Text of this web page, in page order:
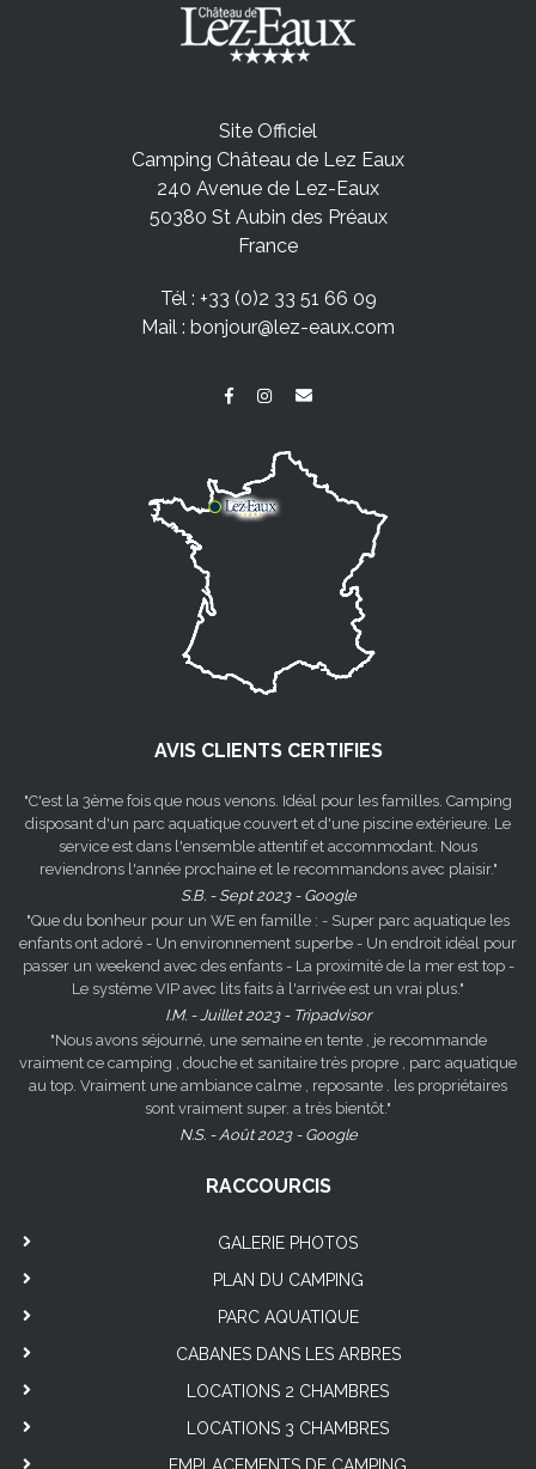
Site Officiel
Camping Château de Lez Eaux
240 Avenue de Lez-Eaux
50380 St Aubin des Préaux
France
Tél : +33 (0)2 33 51 66 09
Mail : bonjour@lez-eaux.com
AVIS CLIENTS CERTIFIES
"C'est la 3ème fois que nous venons. Idéal pour les familles. Camping
disposant d'un parc aquatique couvert et d'une piscine extérieure. Le
service est dans l'ensemble attentif et accommodant. Nous
reviendrons l'année prochaine et le recommandons avec plaisir."
S.B. - Sept 2023 - Google
"Que du bonheur pour un WE en famille : - Super parc aquatique les
enfants ont adoré - Un environnement superbe - Un endroit idéal pour
passer un weekend avec des enfants - La proximité de la mer est top -
Le système VIP avec lits faits à l'arrivée est un vrai plus."
I.M. - Juillet 2023 - Tripadvisor
"Nous avons séjourné, une semaine en tente , je recommande
vraiment ce camping , douche et sanitaire très propre , parc aquatique
au top. Vraiment une ambiance calme , reposante . les propriétaires
sont vraiment super. a très bientôt."
N.S. - Août 2023 - Google
RACCOURCIS
GALERIE PHOTOS
PLAN DU CAMPING
PARC AQUATIQUE
CABANES DANS LES ARBRES
LOCATIONS 2 CHAMBRES
LOCATIONS 3 CHAMBRES
EMPLACEMENTS DE CAMPING